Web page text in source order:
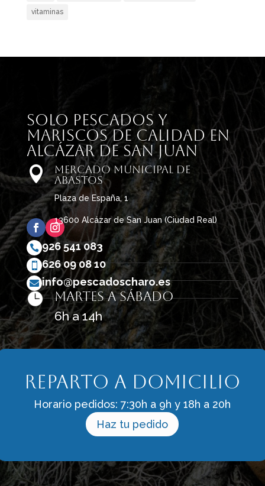
vitaminas
Solo pescados y
mariscos de calidad en
Alcázar de San Juan

Mercado Municipal de
Abastos
Plaza de España, 1
13600 Alcázar de San Juan (Ciudad Real)
 926 541 083
 626 09 08 10
 info@pescadoscharo.es

Martes a sábado
6h a 14h
Reparto a domicilio
Horario pedidos: 7:30h a 9h y 18h a 20h
Haz tu pedido